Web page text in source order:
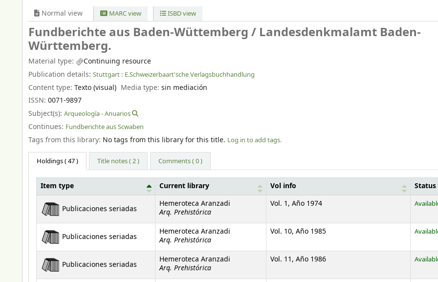
Normal view MARC view ISBD view
Fundberichte aus Baden-Wüttemberg / Landesdenkmalamt Baden-
Württemberg.
Material type:
Continuing resource
Publication details: Stuttgart : E.Schweizerbaart'sche Verlagsbuchhandlung
Content type: Texto (visual) Media type:sin mediación
ISSN: 0071-9897
Subject(s): Arqueología - Anuarios
Continues: Fundberichte aus Scwaben
Tags from this library: No tags from this library for this title. Log in to add tags.
Holdings( 47 ) Title notes ( 2 ) Comments ( 0 )
Holdings
Item type Current library Vol info Status
Publicaciones seriadas
Hemeroteca Aranzadi
Arq. Prehistórica
Vol. 1, Año 1974
Publicaciones seriadas
Hemeroteca Aranzadi
Arq. Prehistórica
Vol. 10, Año 1985
Publicaciones seriadas
Hemeroteca Aranzadi
Arq. Prehistórica
Vol. 11, Año 1986